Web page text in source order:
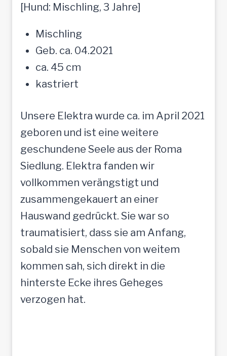
[Hund: Mischling, 3 Jahre]
Mischling
Geb. ca. 04.2021
ca. 45 cm
kastriert
Unsere Elektra wurde ca. im April 2021
geboren und ist eine weitere
geschundene Seele aus der Roma
Siedlung. Elektra fanden wir
vollkommen verängstigt und
zusammengekauert an einer
Hauswand gedrückt. Sie war so
traumatisiert, dass sie am Anfang,
sobald sie Menschen von weitem
kommen sah, sich direkt in die
hinterste Ecke ihres Geheges
verzogen hat.